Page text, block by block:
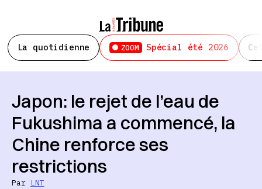
La quotidienne ZOOM Spécial été 2026
Japon: le rejet de l’eau de
Fukushima a commencé, la
Chine renforce ses
restrictions
Par LNT